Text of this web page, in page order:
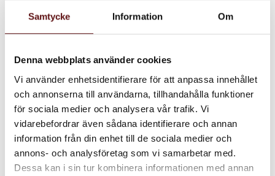
Samtycke Information Om
Denna webbplats använder cookies
Vi använder enhetsidentifierare för att anpassa innehållet
och annonserna till användarna, tillhandahålla funktioner
för sociala medier och analysera vår trafik. Vi
vidarebefordrar även sådana identifierare och annan
information från din enhet till de sociala medier och
annons- och analysföretag som vi samarbetar med.
Dessa kan i sin tur kombinera informationen med annan
Lagerstatus
I lager
En smakrik svart teblandning med härlig frisk mintsmak.
Dela med dig
Facebook
TwitterLinkedIn